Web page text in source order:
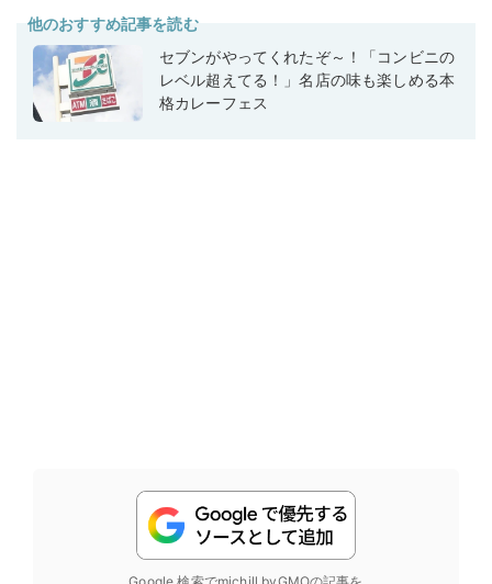
他のおすすめ記事を読む
セブンがやってくれたぞ～！「コンビニの
レベル超えてる！」名店の味も楽しめる本
格カレーフェス